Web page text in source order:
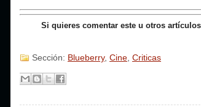
Si quieres comentar este u otros
Sección: Blueberry, Cine Criticas